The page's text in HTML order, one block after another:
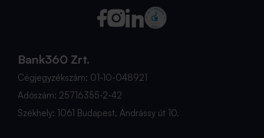
Bank360 Zrt.
Cégjegyzékszám: 01-10-048921
Adószám: 25716355-2-42
Székhely: 1061 Budapest, Andrássy út 10.